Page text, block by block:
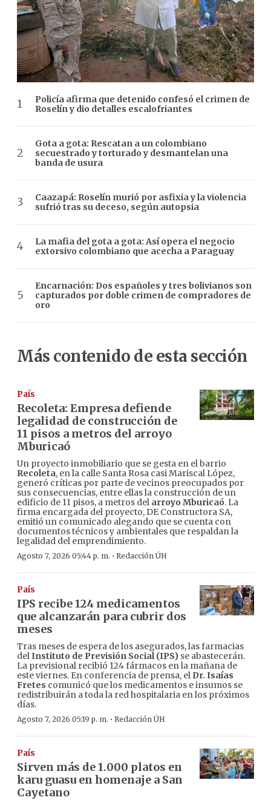
Policía afirma que detenido confesó el crimen de
Roselín y dio detalles escalofriantes
Gota a gota: Rescatan a un colombiano
secuestrado y torturado y desmantelan una
banda de usura
Caazapá: Roselín murió por asfixia y la violencia
sufrió tras su deceso, según autopsia
La mafia del gota a gota: Así opera el negocio
extorsivo colombiano que acecha a Paraguay
Encarnación: Dos españoles y tres bolivianos son
capturados por doble crimen de compradores de
oro
Más contenido de esta sección
País
Recoleta: Empresa defiende
legalidad de construcción de
11 pisos a metros del arroyo
Mburicaó
Un proyecto inmobiliario que se gesta en el barrio
Recoleta, en la calle Santa Rosa casi Mariscal López,
generó críticas por parte de vecinos preocupados por
sus consecuencias, entre ellas la construcción de un
edificio de 11 pisos, a metros del arroyo Mburicaó. La
firma encargada del proyecto, DE Constructora SA,
emitió un comunicado alegando que se cuenta con
documentos técnicos y ambientales que respaldan la
legalidad del emprendimiento.
Agosto 7, 2026 05:44 p. m. · Redacción ÚH
País
IPS recibe 124 medicamentos
que alcanzarán para cubrir dos
meses
Tras meses de espera de los asegurados, las farmacias
del Instituto de Previsión Social (IPS) se abastecerán.
La previsional recibió 124 fármacos en la mañana de
este viernes. En conferencia de prensa, el Dr. Isaías
Fretes comunicó que los medicamentos e insumos se
redistribuirán a toda la red hospitalaria en los próximos
días.
Agosto 7, 2026 05:19 p. m. · Redacción ÚH
País
Sirven más de 1.000 platos en
karu guasu en homenaje a San
Cayetano